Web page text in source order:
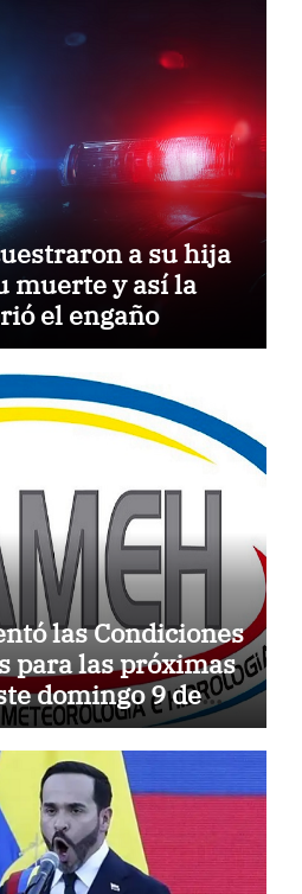
a su hija
muerte y así la
el engaño
las Condiciones
para las próximas
domingo 9 de